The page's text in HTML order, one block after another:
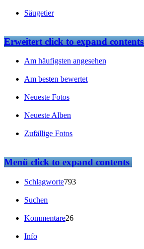
Säugetier
Erweitertclick to expand contents
Am häufigsten angesehen
Am besten bewertet
Neueste Fotos
Neueste Alben
Zufällige Fotos
Menüclick to expand contents
Schlagworte793
Suchen
Kommentare26
Info